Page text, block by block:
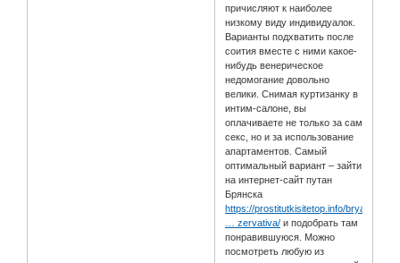
причисляют к наиболее
низкому виду индивидуалок.
Варианты подхватить после
соития вместе с ними какое-
нибудь венерическое
недомогание довольно
велики. Снимая куртизанку в
интим-салоне, вы
оплачиваете не только за сам
секс, но и за использование
апартаментов. Самый
оптимальный вариант – зайти
на интернет-сайт путан
Брянска
https://prostitutkisitetop.info/bryansk
… zervativa/ и подобрать там
понравившуюся. Можно
посмотреть любую из